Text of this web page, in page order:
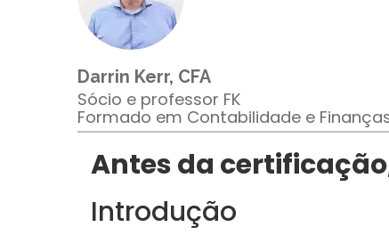
Darrin Kerr, CFA
Sócio e professor FK
Formado em Contabilidade e
Antes da
Introdução